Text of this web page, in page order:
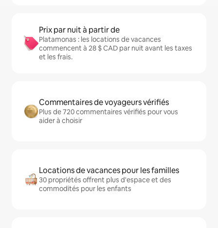
Prix par nuit à partir de
Platamonas : les locations de vacances
commencent à 28 $ CAD par nuit avant les taxes
et les frais.
Commentaires de voyageurs vérifiés
Plus de 720 commentaires vérifiés pour vous
aider à choisir
Locations de vacances pour les familles
30 propriétés offrent plus d'espace et des
commodités pour les enfants